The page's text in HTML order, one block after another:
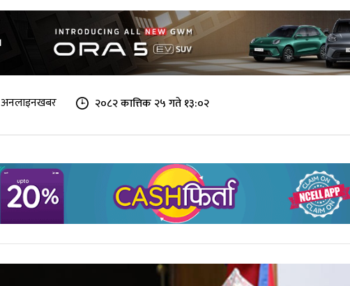
अनलाइनखबर २०८२ कात्तिक २५ गते १३:०२